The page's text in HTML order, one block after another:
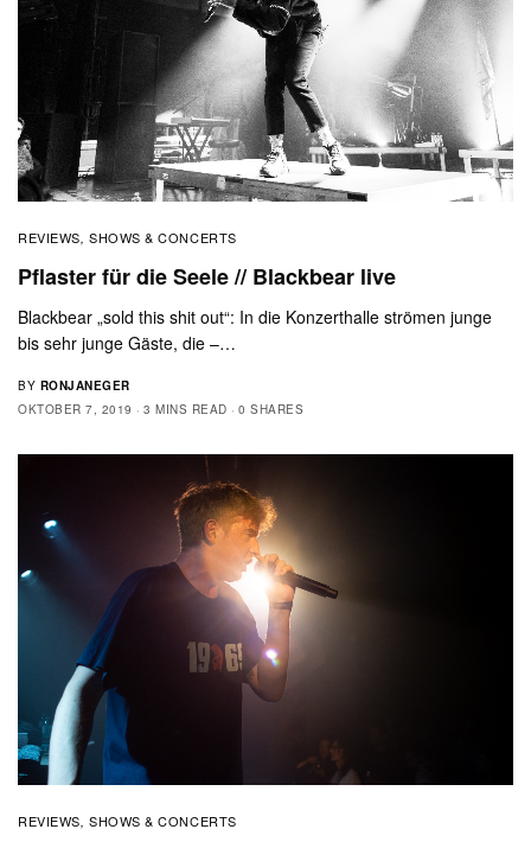
REVIEWS, SHOWS & CONCERTS
Pflaster für die Seele // Blackbear live
Blackbear „sold this shit out“: In die Konzerthalle strömen junge
bis sehr junge Gäste, die –…
BY RONJANEGER
OKTOBER 7, 2019
3 MINS READ 0 SHARES
REVIEWS, SHOWS & CONCERTS